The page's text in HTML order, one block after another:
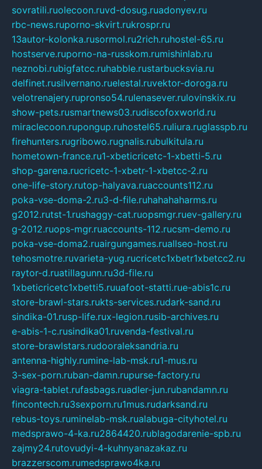
sovratili.ruolecoon.ruvd-dosug.ruadonyev.ru
rbc-news.ruporno-skvirt.rukrospr.ru
13autor-kolonka.rusormol.ru2rich.ruhostel-65.ru
hostserve.ruporno-na-russkom.rumishinlab.ru
neznobi.rubigfatcc.ruhabble.rustarbucksvia.ru
delfinet.rusilvernano.ruelestal.ruvektor-doroga.ru
velotrenajery.rupronso54.rulenasever.rulovinskix.ru
show-pets.rusmartnews03.rudiscofoxworld.ru
miraclecoon.rupongup.ruhostel65.ruliura.ruglasspb.ru
firehunters.rugribowo.rugnalis.rubulkitula.ru
hometown-france.ru1-xbeticricetc-1-xbetti-5.ru
shop-garena.rucricetc-1-xbetr-1-xbetcc-2.ru
one-life-story.rutop-halyava.ruaccounts112.ru
poka-vse-doma-2.ru3-d-file.ruhahahaharms.ru
g2012.rutst-1.rushaggy-cat.ruopsmgr.ruev-gallery.ru
g-2012.ruops-mgr.ruaccounts-112.rucsm-demo.ru
poka-vse-doma2.ruairgungames.ruallseo-host.ru
tehosmotre.ruvarieta-yug.rucricetc1xbetr1xbetcc2.ru
raytor-d.ruatillagunn.ru3d-file.ru
1xbeticricetc1xbetti5.ruuafoot-statti.rue-abis1c.ru
store-brawl-stars.rukts-services.rudark-sand.ru
sindika-01.rusp-life.rux-legion.rusib-archives.ru
e-abis-1-c.rusindika01.ruvenda-festival.ru
store-brawlstars.rudooraleksandria.ru
antenna-highly.rumine-lab-msk.ru1-mus.ru
3-sex-porn.ruban-damn.rupurse-factory.ru
viagra-tablet.rufasbags.ruadler-jun.rubandamn.ru
fincontech.ru3sexporn.ru1mus.rudarksand.ru
rebus-toys.ruminelab-msk.rualabuga-cityhotel.ru
medsprawo-4-ka.ru2864420.rublagodarenie-spb.ru
zajmy24.rutovudyi-4-kuhnyanazakaz.ru
brazzerscom.rumedsprawo4ka.ru